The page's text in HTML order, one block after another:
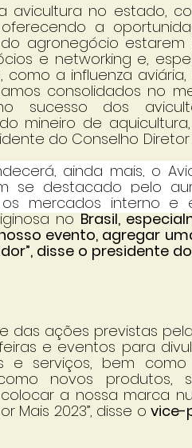
avicultura no estado,
a
agronegócio estarem
e networking e,
a influenza
consolidados no
sucesso dos
mineiro de
do Conselho Diretor
ainda mais, o
se destacado pelo
mercados interno e
no Brasil,
evento, agregar
disse o presidente
das ações previstas pela
e eventos para
e serviços, bem
novos produtos,
a nossa marca
Mais 2023”, disse o vice-